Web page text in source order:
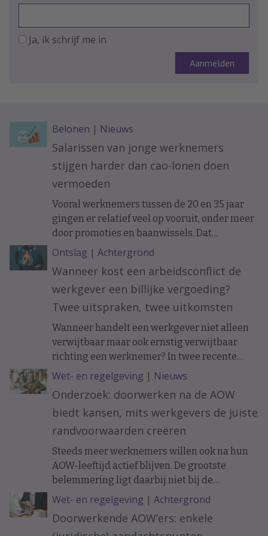
Ja, ik schrijf me in
Belonen | Nieuws
Salarissen van jonge werknemers
stijgen harder dan cao-lonen doen
vermoeden
Vooral werknemers tussen de 20 en 35 jaar
gingen er relatief veel op vooruit, onder meer
door promoties en baanwissels. Dat
constateren economen van ABN Amro in
vakblad ESB, meldt De Telegraaf.
Ontslag | Achtergrond
Wanneer kost een arbeidsconflict de
werkgever een billijke vergoeding?
Twee uitspraken, twee uitkomsten
Wanneer handelt een werkgever niet alleen
verwijtbaar maar ook ernstig verwijtbaar
richting een werknemer? In twee recente
uitspraken werd de arbeidsovereenkomst
ontbonden op initiatief van de werknemer. In
het ene geval moest de werkgever een forse
billijke vergoeding betalen, in het andere
geval hoefde dat niet.
Wet- en regelgeving | Nieuws
Onderzoek: doorwerken na de AOW
biedt kansen, mits werkgevers de juiste
randvoorwaarden creëren
Steeds meer werknemers willen ook na hun
AOW-leeftijd actief blijven. De grootste
belemmering ligt daarbij niet bij de
doorwerkers zelf, maar bij de organisatie.
Wet- en regelgeving | Achtergrond
Doorwerkende AOW’ers: enkele